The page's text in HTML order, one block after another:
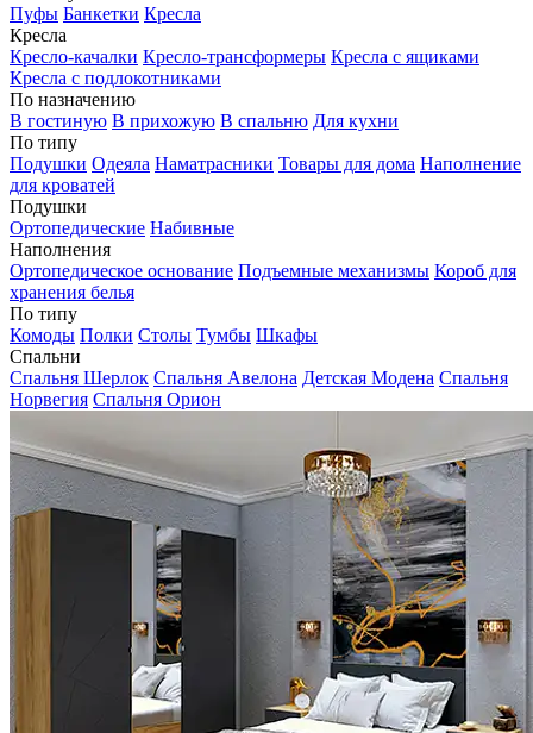
Пуфы Банкетки Кресла
Кресла
Кресло-качалки Кресло-трансформеры Кресла с ящиками
Кресла с подлокотниками
По назначению
В гостиную В прихожую В спальню Для кухни
По типу
Подушки Одеяла Наматрасники Товары для дома Наполнение
для кроватей
Подушки
Ортопедические Набивные
Наполнения
Ортопедическое основание Подъемные механизмы Короб для
хранения белья
По типу
Комоды Полки Столы Тумбы Шкафы
Спальни
Спальня Шерлок Спальня Авелона Детская Модена Спальня
Норвегия Спальня Орион